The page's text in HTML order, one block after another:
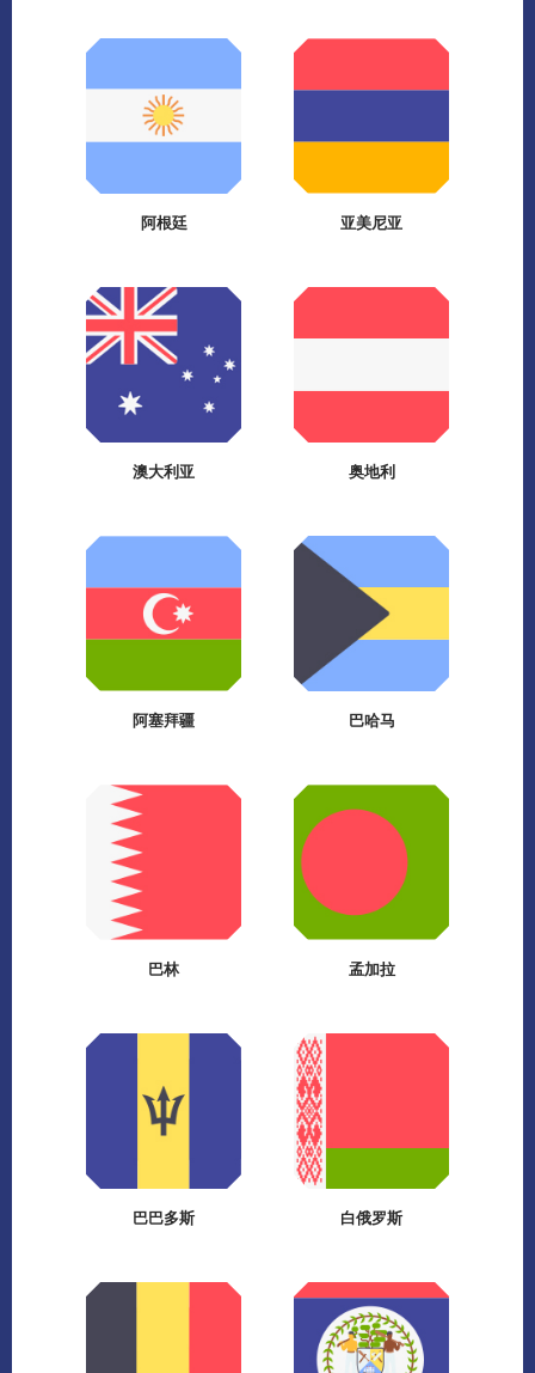
阿根廷 亚美尼亚
澳大利亚 奥地利
阿塞拜疆 巴哈马
巴林 孟加拉
巴巴多斯 白俄罗斯